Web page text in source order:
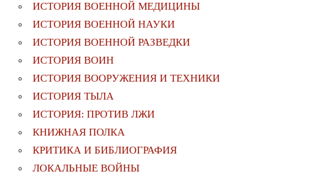
ИСТОРИЯ ВОЕННОЙ МЕДИЦИНЫ
ИСТОРИЯ ВОЕННОЙ НАУКИ
ИСТОРИЯ ВОЕННОЙ РАЗВЕДКИ
ИСТОРИЯ ВОИН
ИСТОРИЯ ВООРУЖЕНИЯ И ТЕХНИКИ
ИСТОРИЯ ТЫЛА
ИСТОРИЯ: ПРОТИВ ЛЖИ
КНИЖНАЯ ПОЛКА
КРИТИКА И БИБЛИОГРАФИЯ
ЛОКАЛЬНЫЕ ВОЙНЫ